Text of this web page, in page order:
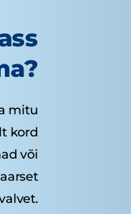
mitu
kord
või